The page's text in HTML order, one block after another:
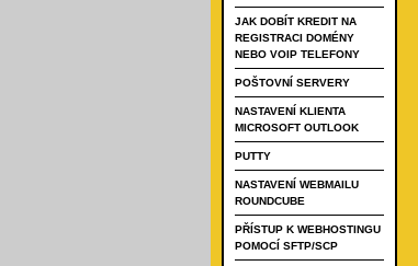
JAK DOBÍT KREDIT NA
REGISTRACI DOMÉNY
NEBO VOIP TELEFONY
POŠTOVNÍ SERVERY
NASTAVENÍ KLIENTA
MICROSOFT OUTLOOK
PUTTY
NASTAVENÍ WEBMAILU
ROUNDCUBE
PŘÍSTUP K WEBHOSTINGU
POMOCÍ SFTP/SCP